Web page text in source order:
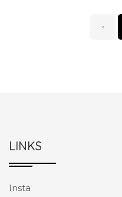
‹
LINKS
Insta